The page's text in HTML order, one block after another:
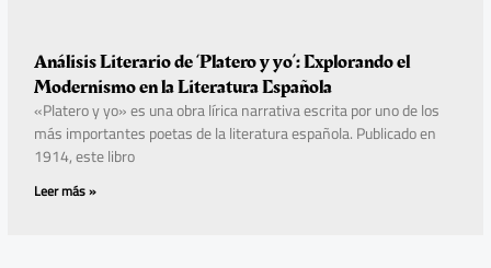
Análisis Literario de ‘Platero y yo’: Explorando el
Modernismo en la Literatura Española
«Platero y yo» es una obra lírica narrativa escrita por uno de los
más importantes poetas de la literatura española. Publicado en
1914, este libro
Leer más »